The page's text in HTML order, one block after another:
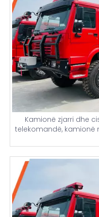
Kamionë zjarri dhe
telekomandë, kamionë